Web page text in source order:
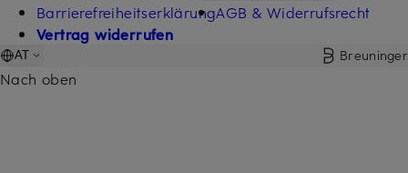
BarrierefreiheitserklärungAGB & Widerrufsrecht
Vertrag widerrufen
AT Breuninger
Nach oben